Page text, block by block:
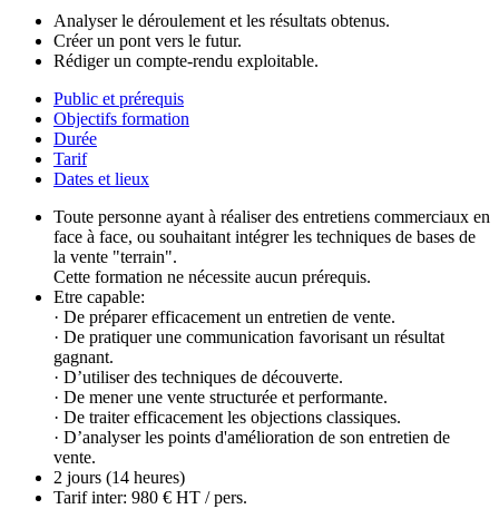
Analyser le déroulement et les résultats obtenus.
Créer un pont vers le futur.
Rédiger un compte-rendu exploitable.
Public et prérequis
Objectifs formation
Durée
Tarif
Dates et lieux
Toute personne ayant à réaliser des entretiens commerciaux en
face à face, ou souhaitant intégrer les techniques de bases de
la vente "terrain".
Cette formation ne nécessite aucun prérequis.
Etre capable:
· De préparer efficacement un entretien de vente.
· De pratiquer une communication favorisant un résultat
gagnant.
· D’utiliser des techniques de découverte.
· De mener une vente structurée et performante.
· De traiter efficacement les objections classiques.
· D’analyser les points d'amélioration de son entretien de
vente.
2 jours (14 heures)
Tarif inter: 980 € HT / pers.